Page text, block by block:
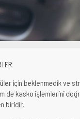
için beklenmedik ve
de kasko işlemlerini
biridir.